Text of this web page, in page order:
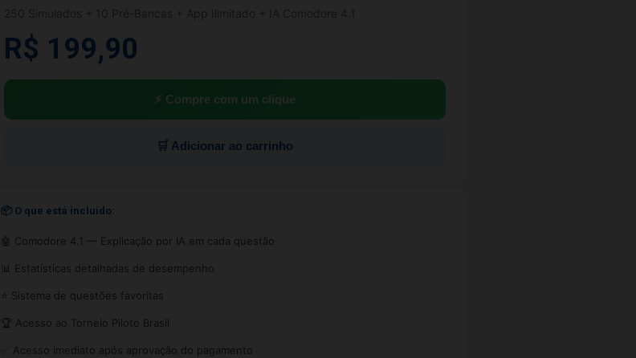
R$ 199,90
⚡ Compre com um clique
🛒 Adicionar ao carrinho
📦 O que está incluído:
🤖 Comodore 4.1 — Explicação por IA em cada questão
📊 Estatísticas detalhadas de desempenho
⭐ Sistema de questões favoritas
🏆 Acesso ao Torneio Piloto Brasil
✅ Acesso imediato após aprovação do pagamento